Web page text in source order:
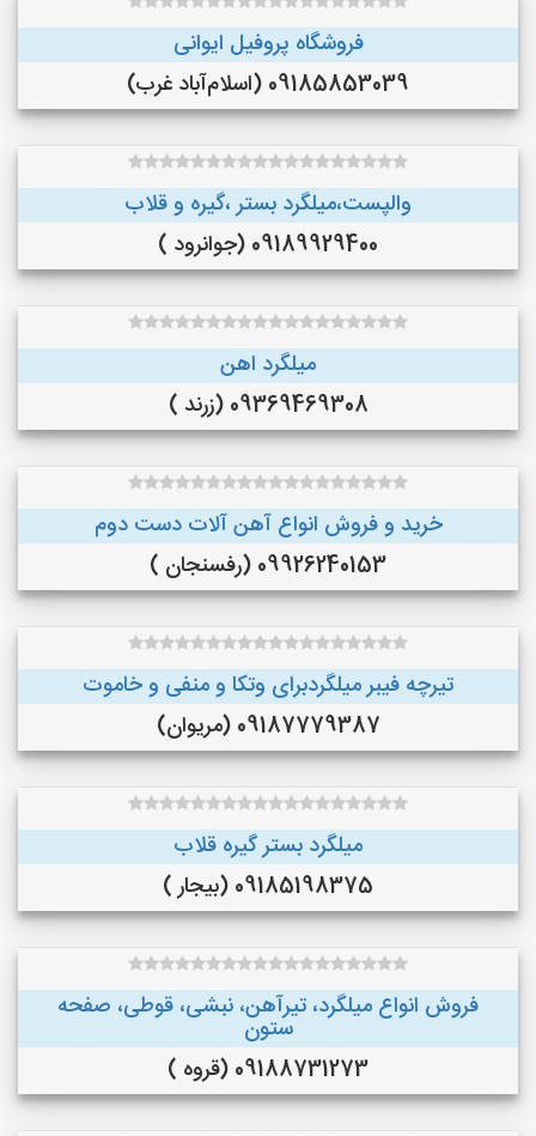
فروشگاه پروفیل ایوانی
09185853039 (اسلام‌آباد غرب)
والپست،میلگرد بستر ،گیره و قلاب
09189929400 (جوانرود )
میلگرد اهن
09369469308 (زرند )
خرید و فروش انواع آهن آلات دست دوم
09926240153 (رفسنجان )
تیرچه فیبر میلگردبرای وتکا و منفی و خاموت
09187779387 (مریوان)
میلگرد بستر گیره قلاب
09185198375 (بیجار )
فروش انواع میلگرد، تیرآهن، نبشی، قوطی، صفحه
ستون
09188731273 (قروه )